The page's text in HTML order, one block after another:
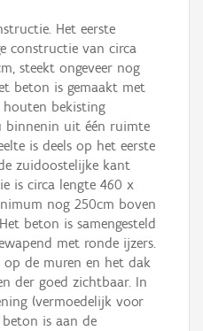
Het eerste
constructie van circa
steekt ongeveer nog
beton is gemaakt met
houten bekisting
binnenin uit één ruimte
is deels op het eerste
zuidoostelijke kant
is circa lengte 460 x
nog 250cm boven
beton is samengesteld
met ronde ijzers.
op de muren en het dak
der goed zichtbaar. In
(vermoedelijk voor
is aan de